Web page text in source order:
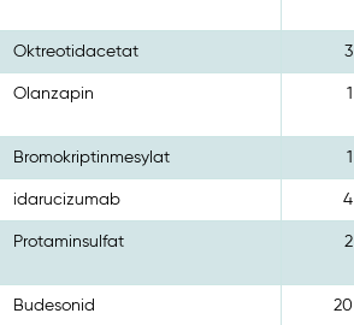
Oktreotidacetat 3
Olanzapin 1
Bromokriptinmesylat 1
idarucizumab 4
Protaminsulfat 2
Budesonid 20